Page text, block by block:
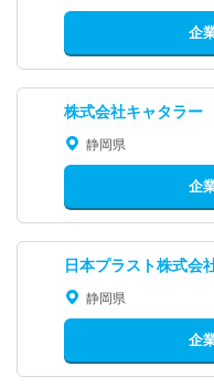
企
株式会社キャタラー
静岡県
企
日本プラスト株式会
静岡県
企